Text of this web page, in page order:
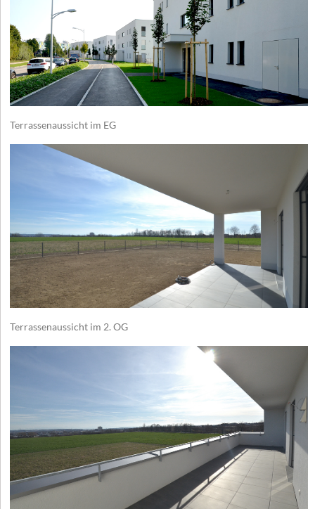
Terrassenaussicht im EG
Terrassenaussicht im 2. OG